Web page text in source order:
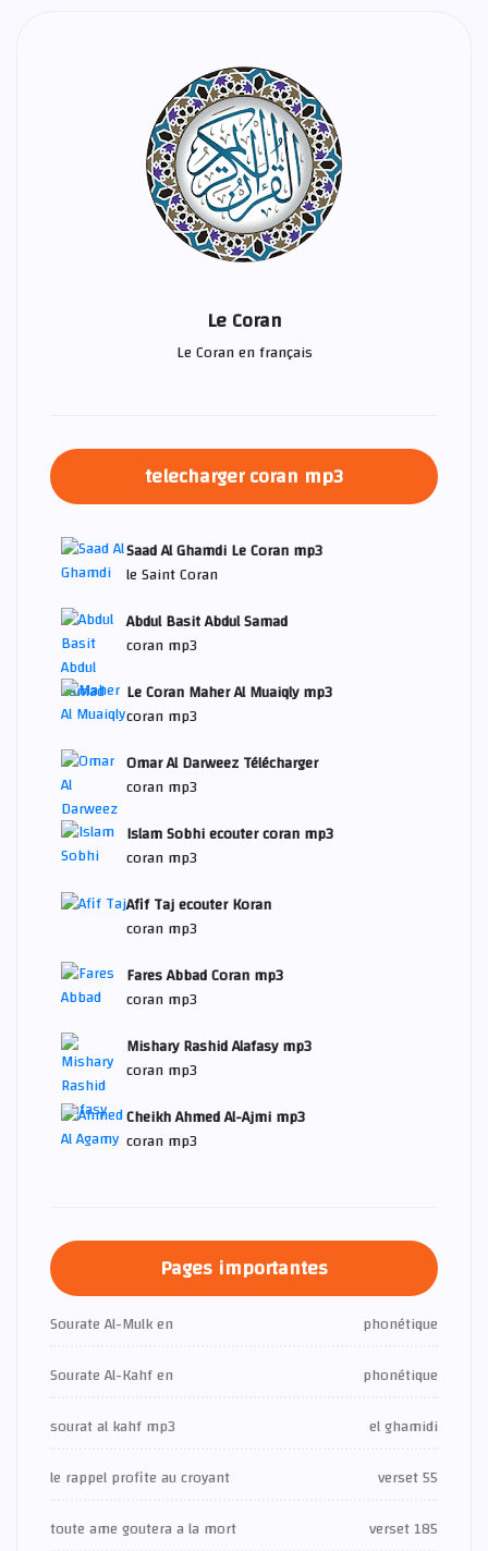
Le Coran
Le Coran en français
telecharger coran mp3
Saad Al Ghamdi Le Coran mp3
le Saint Coran
Abdul Basit Abdul Samad
coran mp3
Le Coran Maher Al Muaiqly mp3
coran mp3
Omar Al Darweez Télécharger
coran mp3
Islam Sobhi ecouter coran mp3
coran mp3
Afif Taj ecouter Koran
coran mp3
Fares Abbad Coran mp3
coran mp3
Mishary Rashid Alafasy mp3
coran mp3
Cheikh Ahmed Al-Ajmi mp3
coran mp3
Pages importantes
Sourate Al-Mulk en
phonétique
Sourate Al-Kahf en
phonétique
sourat al kahf mp3
el ghamidi
le rappel profite au croyant
verset 55
toute ame goutera a la mort
verset 185